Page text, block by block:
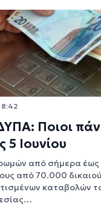
8:42
Ποιοι
5 Ιουνίου
από σήμερα έως
από 70.000
καταβολών